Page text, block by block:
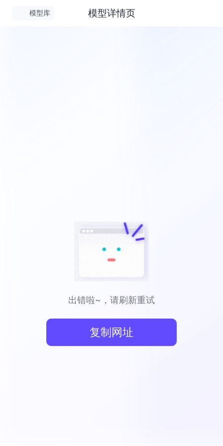
模型库 模型详情页
出错啦~，请刷新重试
复制网址